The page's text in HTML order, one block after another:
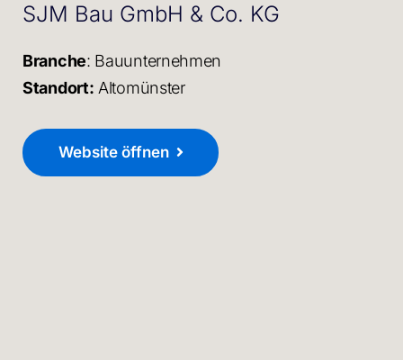
SJM Bau GmbH & Co. KG
Branche: Bauunternehmen
Standort: Altomünster
Website öffnen